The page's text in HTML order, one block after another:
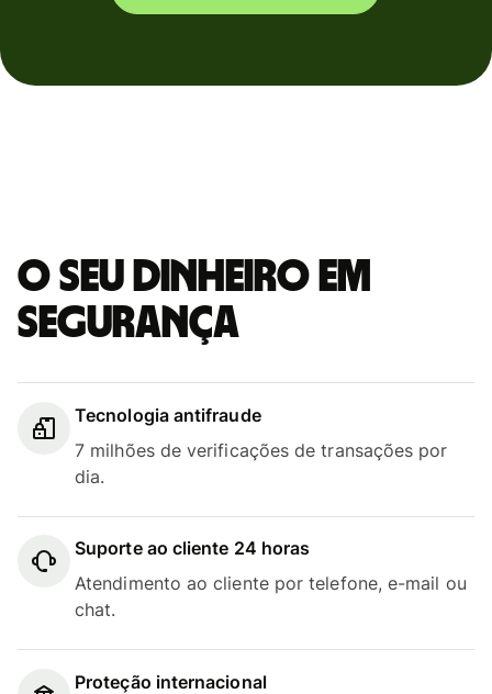
O seu dinheiro em
segurança
Tecnologia antifraude
7 milhões de verificações de transações por
dia.
Suporte ao cliente 24 horas
Atendimento ao cliente por telefone, e-mail ou
chat.
Proteção internacional